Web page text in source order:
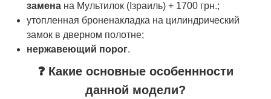
замена на Мультилок (Ізраиль) + 1700 грн.;
утопленная броненакладка на цилиндрический
замок в дверном полотне;
нержавеющий порог.
❓ Какие основные особеннности
данной модели?